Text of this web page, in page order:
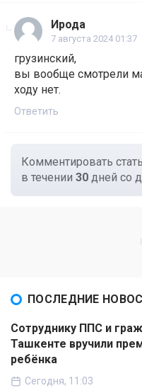
Ирода
7 августа 2024 01:37
грузинский,
вы вообще смотрели
ходу нет.
Ответить
Комментировать
в течении 30 дней со
ПОСЛЕДНИЕ
Сотруднику ППС и
Ташкенте вручили
ребёнка
Сегодня, 11:03